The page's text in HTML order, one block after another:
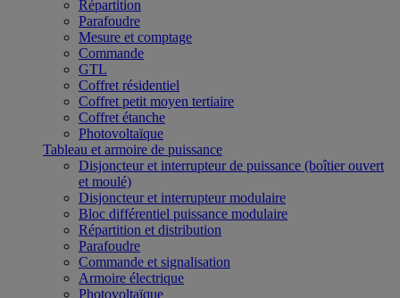
Répartition
Parafoudre
Mesure et comptage
Commande
GTL
Coffret résidentiel
Coffret petit moyen tertiaire
Coffret étanche
Photovoltaïque
Tableau et armoire de puissance
Disjoncteur et interrupteur de puissance (boîtier ouvert
et moulé)
Disjoncteur et interrupteur modulaire
Bloc différentiel puissance modulaire
Répartition et distribution
Parafoudre
Commande et signalisation
Armoire électrique
Photovoltaïque